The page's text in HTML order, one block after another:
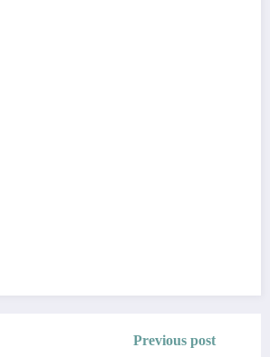
Previous post